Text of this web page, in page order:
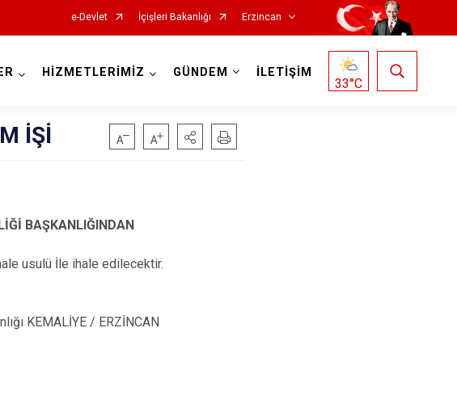
e-Devlet İçişleri Bakanlığı Erzincan
İliç
Kemaliye
HİZMETLERİMİZ GÜNDEM İLETİŞİM
33°C
İŞİ
BAŞKANLIĞINDAN
usulü İle ihale edilecektir.
KEMALİYE / ERZİNCAN